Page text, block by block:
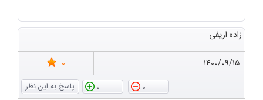
زاده اریفی
۱۴۰۰/۰۹/۱۵
0
0
0